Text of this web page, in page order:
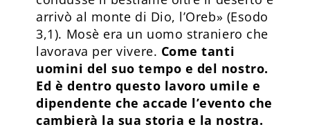
arrivò al monte di Dio, l’Oreb» (Esodo
3,1). Mosè era un uomo straniero che
lavorava per vivere. Come tanti
uomini del suo tempo e del nostro.
Ed è dentro questo lavoro umile e
dipendente che accade l’evento che
cambierà la sua storia e la nostra.